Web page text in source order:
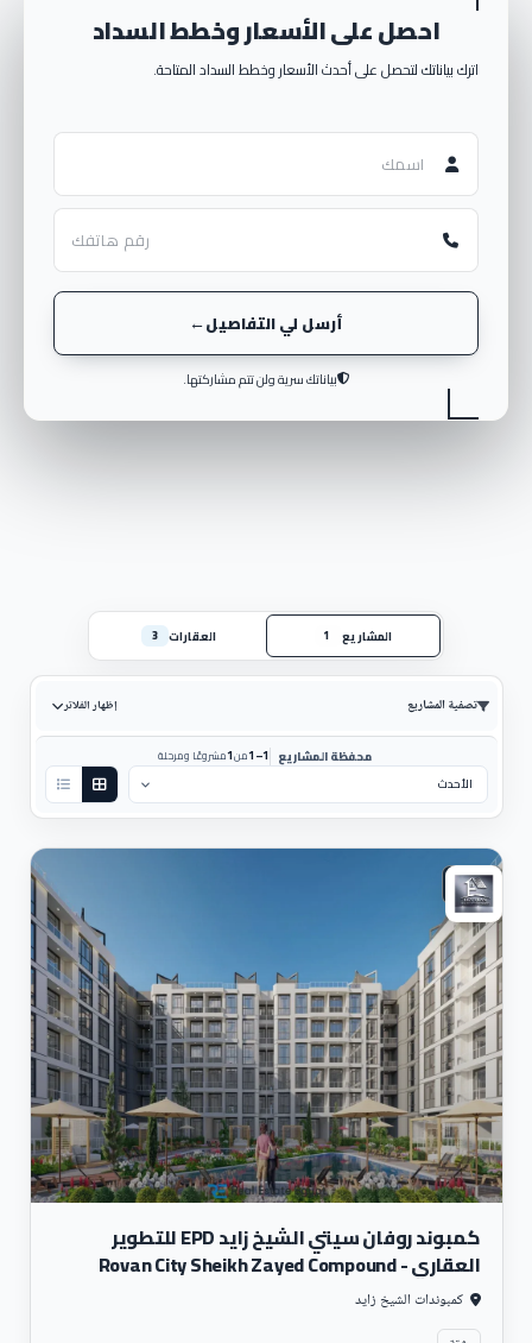
احصل على الأسعار وخطط السداد
اترك بياناتك لتحصل على أحدث الأسعار وخطط السداد المتاحة.
أرسل لي التفاصيل
بياناتك سرية ولن تتم مشاركتها.
المشاريع 1 العقارات 3
تصفية المشاريع إظهار الفلاتر
محفظة المشاريع 1–1 من1مشروعًا ومرحلة
سكني
كمبوند روفان سيتي الشيخ زايد EPD للتطوير
العقاري - Rovan City Sheikh Zayed Compound
كمبوندات الشيخ زايد